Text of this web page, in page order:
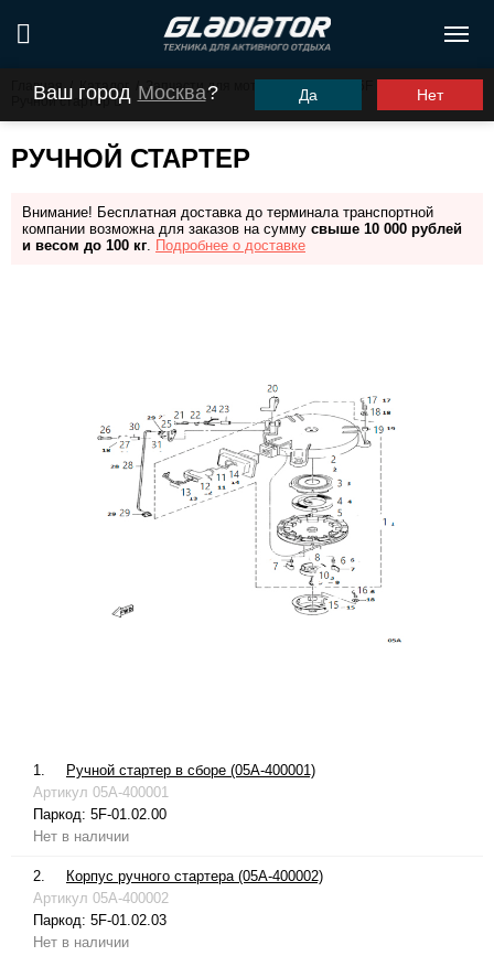
Ваш город Москва? Да Нет
Главная / Каталог Запчасти для моторов ПЛМ
Ручной стартер
РУЧНОЙ СТАРТЕР
Внимание! Бесплатная доставка до терминала транспортной
компании возможна для заказов на сумму свыше 10 000 рублей
и весом до 100 кг. Подробнее о доставке
1.
Ручной стартер в сборе (05A-400001)
Артикул 05A-400001
Паркод: 5F-01.02.00
Нет в наличии
2.
Корпус ручного стартера (05A-400002)
Артикул 05A-400002
Паркод: 5F-01.02.03
Нет в наличии